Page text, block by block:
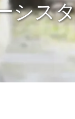
シス